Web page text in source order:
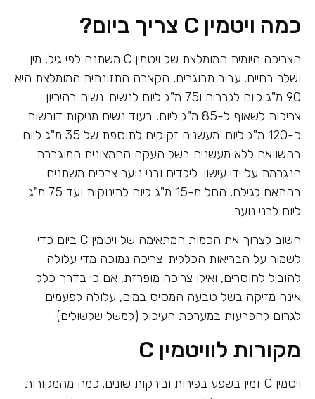
כמה ויטמין C צריך ביום?
הצריכה היומית המומלצת של ויטמין C משתנה לפי גיל, מין
ושלב בחיים. עבור מבוגרים, הקצבה התזונתית המומלצת היא
90 מ"ג ליום לגברים ו75 מ"ג ליום לנשים. נשים בהיריון
צריכות לשאוף ל-85 מ"ג ליום, בעוד נשים מניקות דורשות
כ-120 מ"ג ליום. מעשנים זקוקים לתוספת של 35 מ"ג ליום
בהשוואה ללא מעשנים בשל העקה החמצונית המוגברת
הנגרמת על ידי עישון. לילדים ובני נוער צרכים משתנים
בהתאם לגילם, החל מ-15 מ"ג ליום לתינוקות ועד 75 מ"ג
ליום לבני נוער.
חשוב לצרוך את הכמות המתאימה של ויטמין C ביום כדי
לשמור על הבריאות הכללית. צריכה נמוכה מדי עלולה
להוביל לחוסרים, ואילו צריכה מופרזת, אם כי בדרך כלל
אינה מזיקה בשל טבעה המסיס במים, עלולה לפעמים
לגרום להפרעות במערכת העיכול (למשל שלשולים).
מקורות לוויטמין C
ויטמין C זמין בשפע בפירות ובירקות שונים. כמה מהמקורות